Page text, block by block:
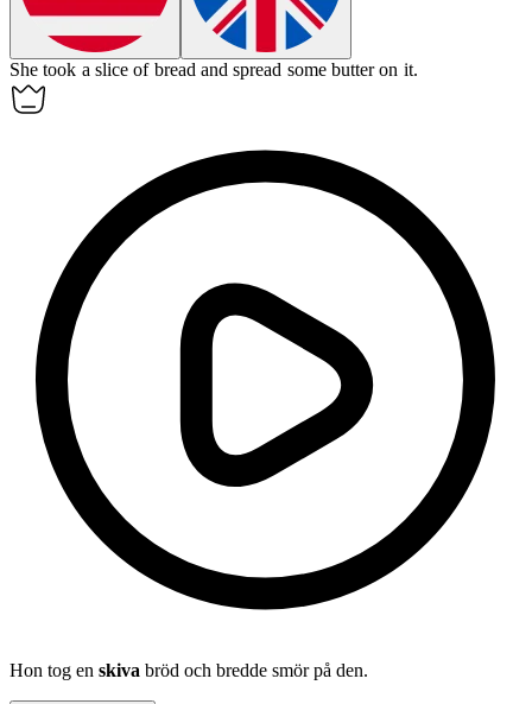
She took a slice of bread and spread some butter on it.
Hon tog en skiva bröd och bredde smör på den.